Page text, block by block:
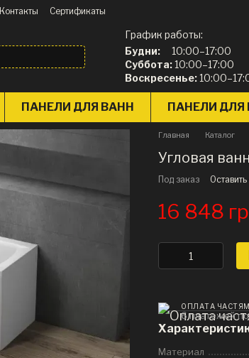
Контакты
Сертификаты
График работы:
Будни:
10:00–17:00
Суббота:10:00–17:00
Воскресенье:
ПАНЕЛИ ДЛЯ ВАНН ПАНЕЛИ
Главная Каталог
Угловая
Под заказ
16 848
ОПЛАТА
6 платежей
Материал